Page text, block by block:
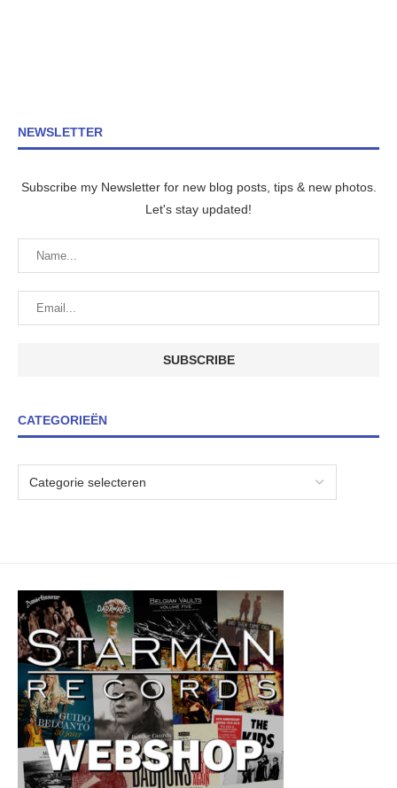
NEWSLETTER
Subscribe my Newsletter for new blog posts, tips & new photos.
Let's stay updated!
CATEGORIEËN